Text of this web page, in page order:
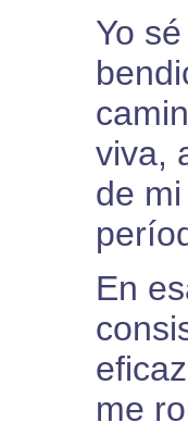
Yo
viva,
de
En
me